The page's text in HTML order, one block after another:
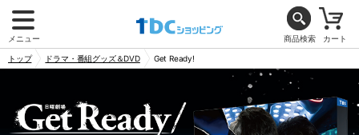
メニュー 商品検索 カート
トップ ドラマ・番組グッズ＆DVD Get Ready!